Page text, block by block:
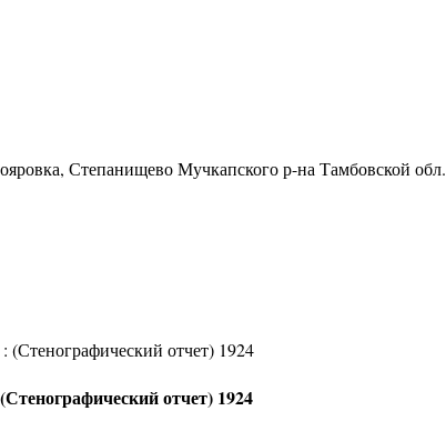
Степанищево Мучкапского р-на Тамбовской обл.
(Стенографический отчет) 1924
отчет) 1924